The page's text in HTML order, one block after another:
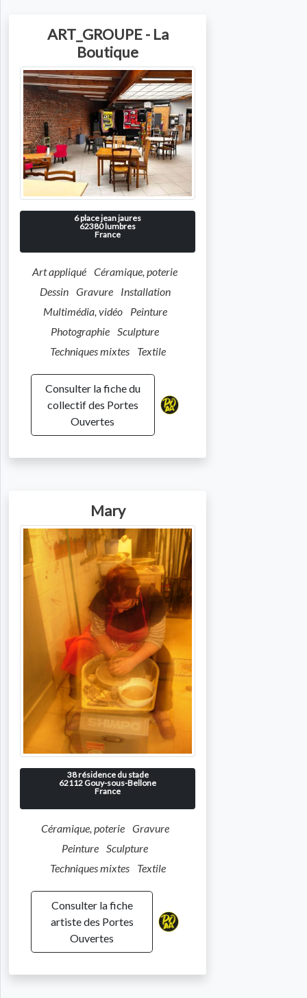
ART_GROUPE - La
Boutique
6 place jean jaures
62380lumbres
France
Art appliqué Céramique, poterie
Dessin
Gravure
Installation
Multimédia, vidéo
Peinture
Photographie
Sculpture
Techniques mixtes
Textile
Consulter la fiche du
collectif des Portes
Ouvertes
Mary
Photo de l'artiste
38 résidence du stade
62112Gouy-sous-Bellone
France
Céramique, poterie
Gravure
Peinture Sculpture
Techniques mixtes
Textile
Consulter la fiche
artiste des Portes
Ouvertes